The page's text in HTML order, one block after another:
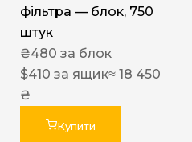
фільтра — блок, 750
штук
₴480 за блок
$410 за ящик≈ 18 450
₴
Купити